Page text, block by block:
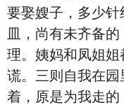
要娶嫂子，多少
皿，尚有未齐备
理。姨妈和凤姐
谎。三则自我在
着，原是为我走